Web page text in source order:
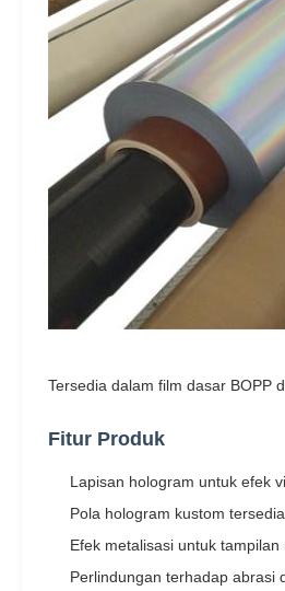
Tersedia dalam film dasar BOPP
Fitur Produk
Lapisan hologram untuk efek
Pola hologram kustom tersedia
Efek metalisasi untuk tampilan
Perlindungan terhadap abrasi